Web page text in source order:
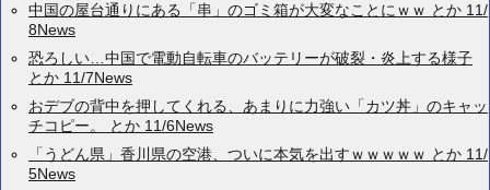
中国の屋台通りにある「串」のゴミ箱が大変なことにｗｗ とか 11/
8News
恐ろしい…中国で電動自転車のバッテリーが破裂・炎上する様子
とか 11/7News
おデブの背中を押してくれる、あまりに力強い「カツ丼」のキャッ
チコピー。 とか 11/6News
「うどん県」香川県の空港、ついに本気を出すｗｗｗｗｗ とか 11/
5News